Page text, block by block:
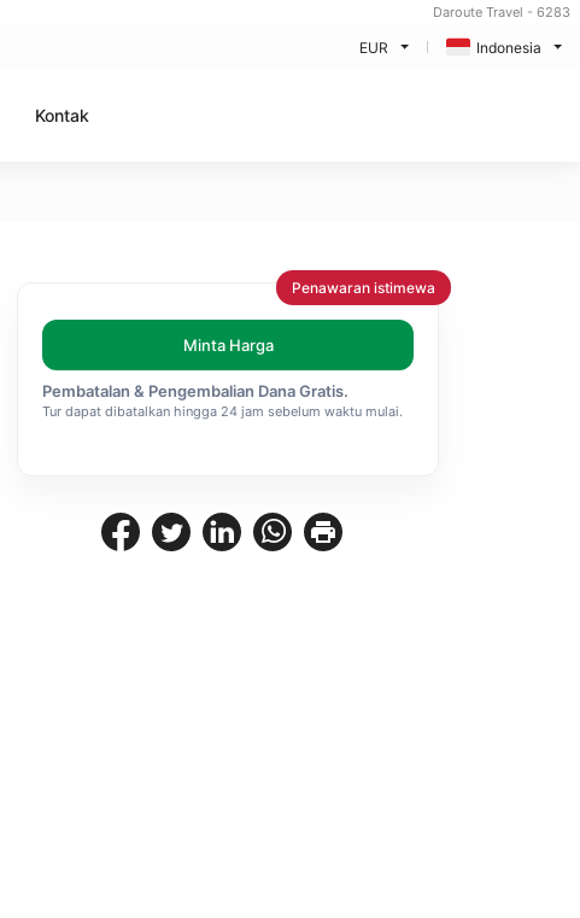
Daroute Travel - 6283
EUR Indonesia
Kontak
Penawaran istimewa
Minta Harga
Pembatalan & Pengembalian Dana Gratis.
Tur dapat dibatalkan hingga 24 jam sebelum waktu mulai.